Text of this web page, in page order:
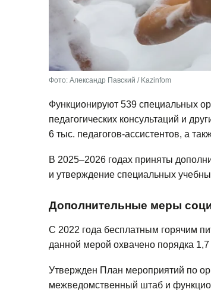
Фото: Александр Павский / Kazinfom
Функционируют 539 специальных
педагогических консультаций и
6 тыс. педагогов-ассистентов, а
В 2025–2026 годах приняты
и утверждение специальных
Дополнительные меры
С 2022 года бесплатным горячим
данной мерой охвачено порядка
Утвержден План мероприятий по
межведомственный штаб и